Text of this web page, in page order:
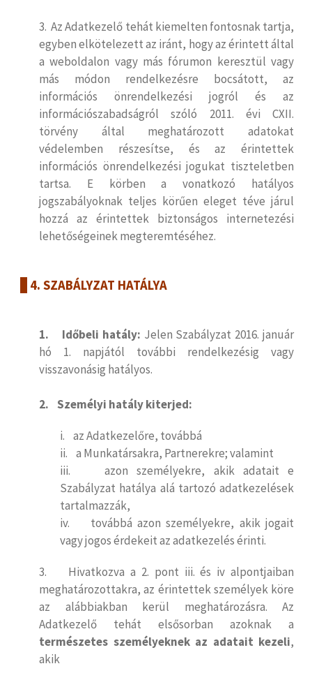
3. Az Adatkezelő tehát kiemelten fontosnak tartja,
egyben elkötelezett az iránt, hogy az érintett által
a weboldalon vagy más fórumon keresztül vagy
más módon rendelkezésre bocsátott, az
információs önrendelkezési jogról és az
információszabadságról szóló 2011. évi CXII.
törvény által meghatározott adatokat
védelemben részesítse, és az érintettek
információs önrendelkezési jogukat tiszteletben
tartsa. E körben a vonatkozó hatályos
jogszabályoknak teljes körűen eleget téve járul
hozzá az érintettek biztonságos internetezési
lehetőségeinek megteremtéséhez.
4. SZABÁLYZAT HATÁLYA
1. Időbeli hatály: Jelen Szabályzat 2016. január
hó 1. napjától további rendelkezésig vagy
visszavonásig hatályos.
2. Személyi hatály kiterjed:
i. az Adatkezelőre, továbbá
ii. a Munkatársakra, Partnerekre; valamint
iii. azon személyekre, akik adatait e
Szabályzat hatálya alá tartozó adatkezelések
tartalmazzák,
iv. továbbá azon személyekre, akik jogait
vagy jogos érdekeit az adatkezelés érinti.
3. Hivatkozva a 2. pont iii. és iv alpontjaiban
meghatározottakra, az érintettek személyek köre
az alábbiakban kerül meghatározásra. Az
Adatkezelő tehát elsősorban azoknak a
természetes személyeknek az adatait kezeli,
akik